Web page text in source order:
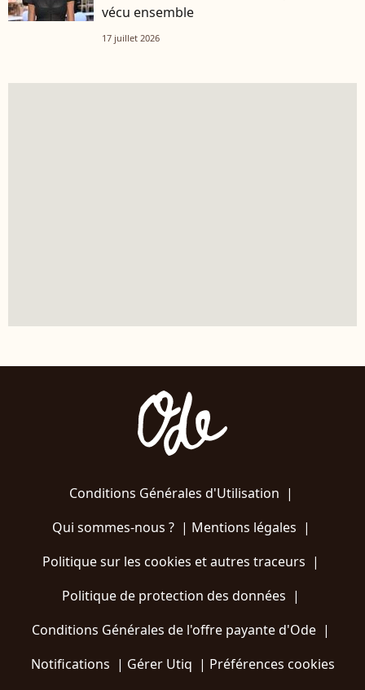
vécu ensemble
17 juillet 2026
Conditions Générales d'Utilisation |
Qui sommes-nous ?| Mentions légales |
Politique sur les cookies et autres traceurs |
Politique de protection des données |
Conditions Générales de l'offre payante d'Ode |
Notifications | Gérer Utiq | Préférences cookies